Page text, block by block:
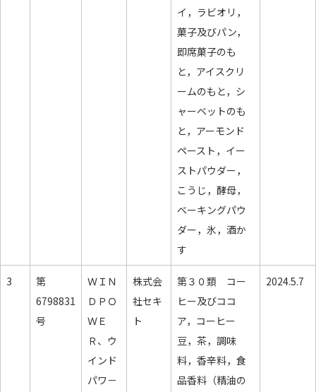
イ，ラビオリ，
菓子及びパン，
即席菓子のも
と，アイスクリ
ームのもと，シ
ャーベットのも
と，アーモンド
ペースト，イー
ストパウダー，
こうじ，酵母，
ベーキングパウ
ダー，氷，酒か
す
3
第
6798831
号
ＷＩＮ
ＤＰＯ
ＷＥ
Ｒ、ウ
インド
パワ－
株式会
社セキ
ト
第３０類 コー
ヒー及びココ
ア，コーヒー
豆，茶，調味
料，香辛料，食
品香料（精油の
2024.5.7